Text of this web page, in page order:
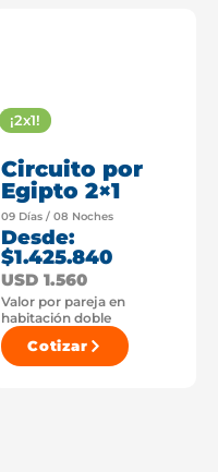
¡2x1!
Circuito por
Egipto 2×1
09 Días / 08 Noches
Desde:
$1.425.840
USD 1.560
Valor por pareja en
habitación doble
Cotizar